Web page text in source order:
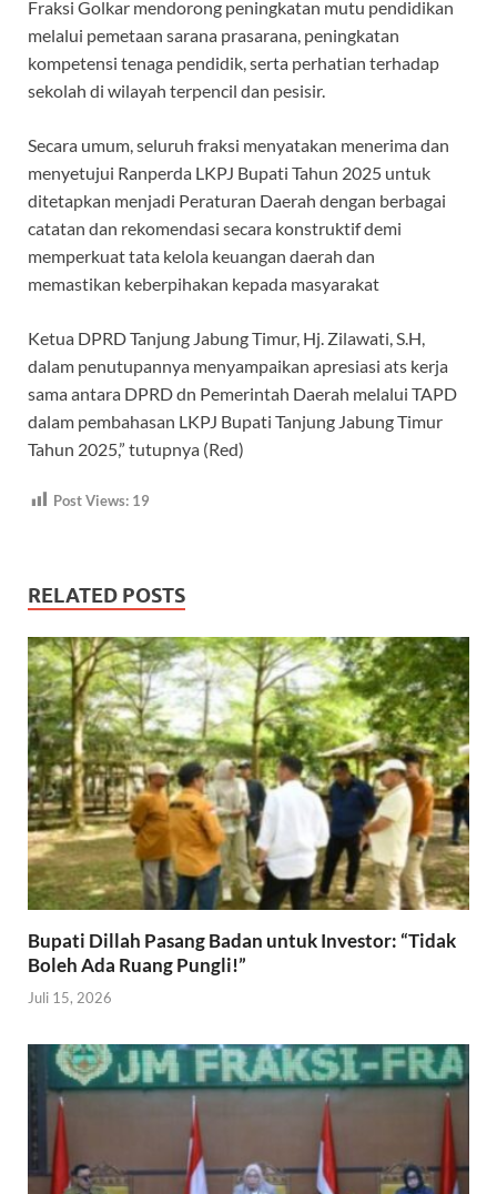
Fraksi Golkar mendorong peningkatan mutu pendidikan
melalui pemetaan sarana prasarana, peningkatan
kompetensi tenaga pendidik, serta perhatian terhadap
sekolah di wilayah terpencil dan pesisir.
Secara umum, seluruh fraksi menyatakan menerima dan
menyetujui Ranperda LKPJ Bupati Tahun 2025 untuk
ditetapkan menjadi Peraturan Daerah dengan berbagai
catatan dan rekomendasi secara konstruktif demi
memperkuat tata kelola keuangan daerah dan
memastikan keberpihakan kepada masyarakat
Ketua DPRD Tanjung Jabung Timur, Hj. Zilawati, S.H,
dalam penutupannya menyampaikan apresiasi ats kerja
sama antara DPRD dn Pemerintah Daerah melalui TAPD
dalam pembahasan LKPJ Bupati Tanjung Jabung Timur
Tahun 2025,” tutupnya (Red)
Post Views: 19
RELATED POSTS
Bupati Dillah Pasang Badan untuk Investor: “Tidak
Boleh Ada Ruang Pungli!”
Juli 15, 2026